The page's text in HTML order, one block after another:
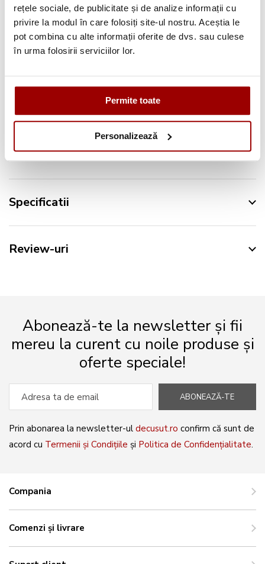
rețele sociale, de publicitate și de analize informații cu
privire la modul în care folosiți site-ul nostru. Aceștia le
pot combina cu alte informații oferite de dvs. sau culese
în urma folosirii serviciilor lor.
Permite toate
Personalizează
Pana la12 ratefara dobanda
Retur in 14 zile
Descriere
Specificatii
Review-uri
Abonează-te la newsletter și fii
mereu la curent cu noile produse și
oferte speciale!
ABONEAZĂ-TE
Prin abonarea la newsletter-ul decusut.ro confirm că sunt de
acord cu Termenii și Condițiile și Politica de Confidențialitate.
Compania
Comenzi și livrare